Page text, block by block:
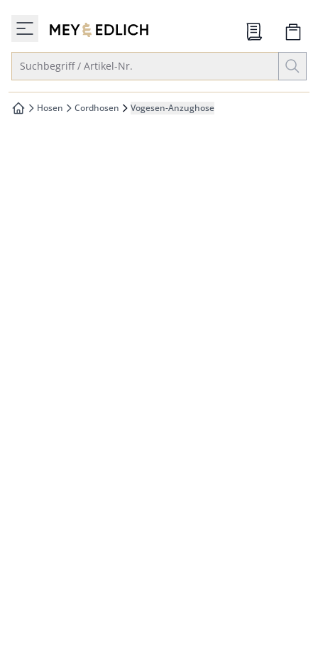
springen
springen
zur Startseite
Suchbegriff / Artikel-Nr.
zur Startseite
Hosen Cordhosen Vogesen-Anzughose